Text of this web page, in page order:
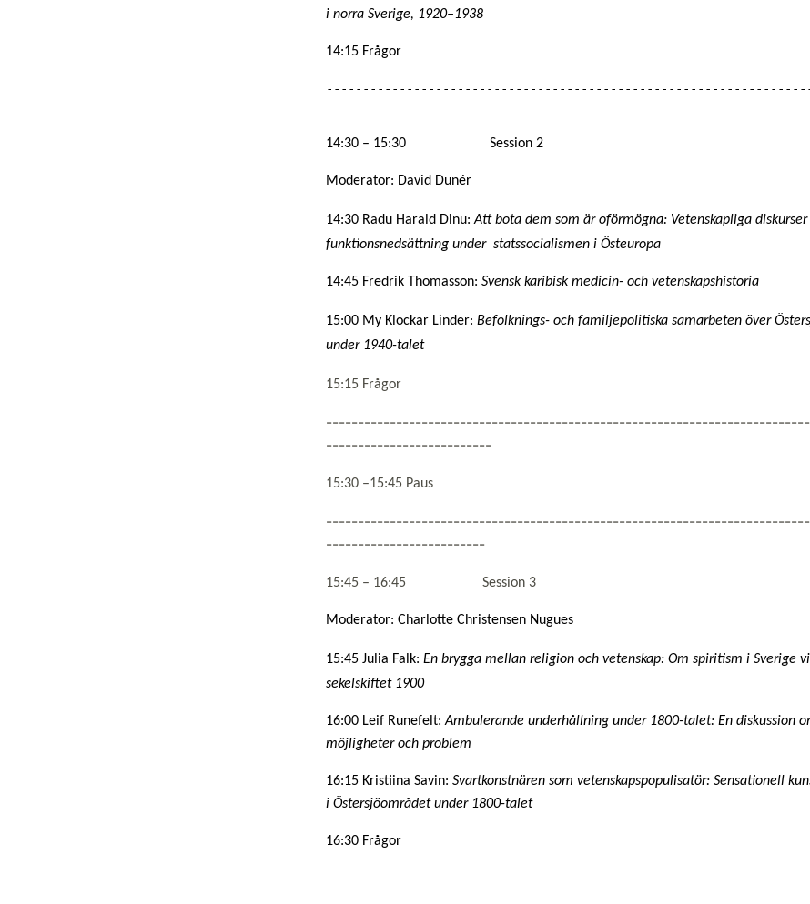
i norra Sverige, 1920–1938
14:15 Frågor
14:30 – 15:30                       Session 2
Moderator: David Dunér
14:30 Radu Harald Dinu: Att bota dem som är oförmögna: Vetenskapliga diskurser
funktionsnedsättning under  statssocialismen i Östeuropa
14:45 Fredrik Thomasson: Svensk karibisk medicin- och vetenskapshistoria
15:00 My Klockar Linder: Befolknings- och familjepolitiska samarbeten över
under 1940-talet
15:15 Frågor
--------------------------
15:30 –15:45 Paus
-------------------------
15:45 – 16:45 Session 3
Moderator: Charlotte Christensen Nugues
15:45 Julia Falk: En brygga mellan religion och vetenskap: Om spiritism i Sverige
sekelskiftet 1900
16:00 Leif Runefelt: Ambulerande underhållning under 1800-talet: En diskussion
möjligheter och problem
16:15 Kristiina Savin: Svartkonstnären som vetenskapspopulisatör: Sensationell
i Östersjöområdet under 1800-talet
16:30 Frågor